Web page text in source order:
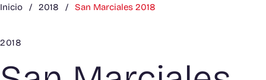
Inicio / 2018 / San Marciales 2018
2018